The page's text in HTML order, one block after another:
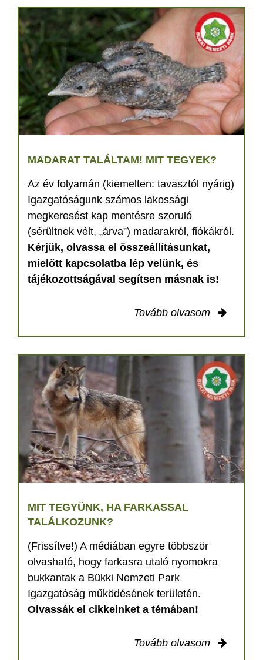
MADARAT TALÁLTAM! MIT TEGYEK?
Az év folyamán (kiemelten: tavasztól nyárig)
Igazgatóságunk számos lakossági
megkeresést kap mentésre szoruló
(sérültnek vélt, „árva”) madarakról, fiókákról.
Kérjük, olvassa el összeállításunkat,
mielőtt kapcsolatba lép velünk, és
tájékozottságával segítsen másnak is!
Tovább olvasom
MIT TEGYÜNK, HA FARKASSAL
TALÁLKOZUNK?
(Frissítve!) A médiában egyre többször
olvasható, hogy farkasra utaló nyomokra
bukkantak a Bükki Nemzeti Park
Igazgatóság működésének területén.
Olvassák el cikkeinket a témában!
Tovább olvasom